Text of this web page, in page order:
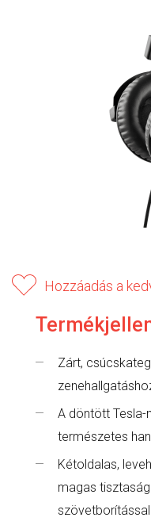
Hozzáadás a
Zárt,
A döntött
természetes
Kétoldalas,
magas
szövetborítással